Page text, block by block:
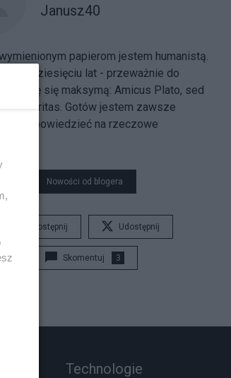
Janusz40
papierom jestem humanistą.
kilkudziesięciu lat - przeważnie do
Kieruję się maksymą: Amicus Plato, sed
veritas. Gotów jestem zawsze
i odpowiedzieć na rzeczowe
Nowości od blogera
Udostępnij Udostępnij
Skomentuj 3
Technologie